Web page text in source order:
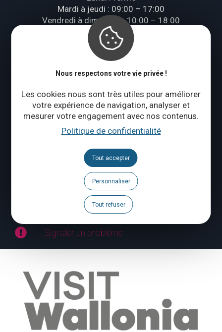
Nous respectons votre vie privée !
Les cookies nous sont très utiles pour améliorer
votre expérience de navigation, analyser et
mesurer votre engagement avec nos contenus.
Politique de confidentialité
Tout accepter
Personnaliser
Tout refuser
Mardi à jeudi : 09:00 – 17:00
Vendredi à dimanche : 10:00 – 18:00
Qui sommes-nous ?
Suivez-nous
Espace Pro
Espace Presse
Signaler un problème